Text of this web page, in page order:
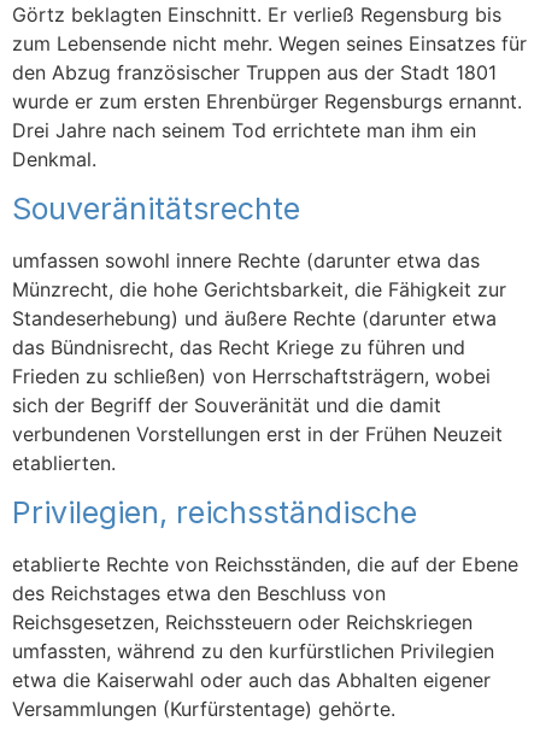
Görtz beklagten Einschnitt. Er verließ Regensburg bis
zum Lebensende nicht mehr. Wegen seines Einsatzes für
den Abzug französischer Truppen aus der Stadt 1801
wurde er zum ersten Ehrenbürger Regensburgs ernannt.
Drei Jahre nach seinem Tod errichtete man ihm ein
Denkmal.
Souveränitätsrechte
umfassen sowohl innere Rechte (darunter etwa das
Münzrecht, die hohe Gerichtsbarkeit, die Fähigkeit zur
Standeserhebung) und äußere Rechte (darunter etwa
das Bündnisrecht, das Recht Kriege zu führen und
Frieden zu schließen) von Herrschaftsträgern, wobei
sich der Begriff der Souveränität und die damit
verbundenen Vorstellungen erst in der Frühen Neuzeit
etablierten.
Privilegien, reichsständische
etablierte Rechte von Reichsständen, die auf der Ebene
des Reichstages etwa den Beschluss von
Reichsgesetzen, Reichssteuern oder Reichskriegen
umfassten, während zu den kurfürstlichen Privilegien
etwa die Kaiserwahl oder auch das Abhalten eigener
Versammlungen (Kurfürstentage) gehörte.